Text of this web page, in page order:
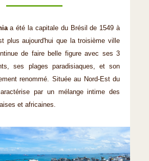
a été la capitale du Brésil de 1549 à
plus aujourd'hui que la troisième ville
de faire belle figure avec ses 3
ses plages paradisiaques, et son
renommé. Située au Nord-Est du
par un mélange intime des
et africaines.